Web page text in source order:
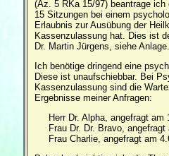
(Az. 5 RKa 15/97) beantrage
15 Sitzungen bei einem
Erlaubnis zur Ausübung der
Kassenzulassung hat. Dies ist
Dr. Martin Jürgens, siehe Anlage.
Ich benötige dringend eine
Diese ist unaufschiebbar. Bei
Kassenzulassung sind die
Ergebnisse meiner Anfragen:
Herr Dr. Alpha, angefragt
Frau Dr. Dr. Bravo,
Frau Charlie, angefragt am